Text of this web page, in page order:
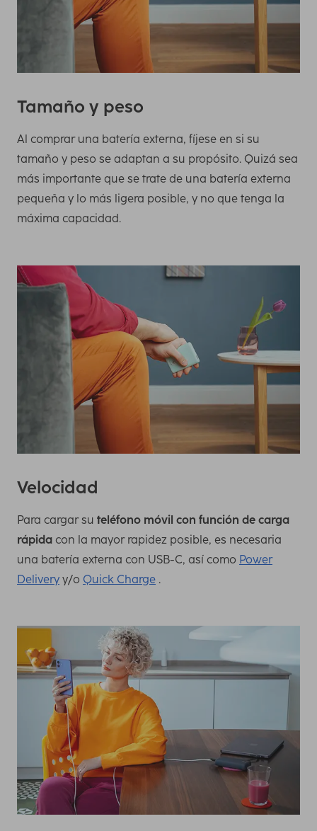
Tamaño y peso
Al comprar una batería externa, fíjese en si su
tamaño y peso se adaptan a su propósito. Quizá sea
más importante que se trate de una batería externa
pequeña y lo más ligera posible, y no que tenga la
máxima capacidad.
Velocidad
Para cargar su teléfono móvil con función de carga
rápida con la mayor rapidez posible, es necesaria
una batería externa con USB-C, así como Power
Delivery y/o Quick Charge .